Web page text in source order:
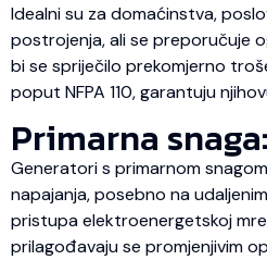
Idealni su za domaćinstva,
postrojenja, ali se preporučuje
bi se spriječilo prekomjerno
poput NFPA 110, garantuju
Primarna snaga:
Generatori s primarnom
napajanja, posebno na
pristupa elektroenergetskoj
prilagođavaju se promjenjivim